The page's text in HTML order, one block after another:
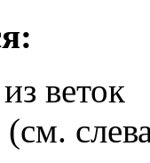
веток
(см.